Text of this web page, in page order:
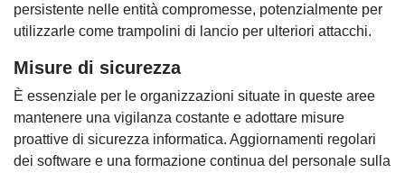
persistente nelle entità compromesse, potenzialmente per
utilizzarle come trampolini di lancio per ulteriori attacchi.
Misure di sicurezza
È essenziale per le organizzazioni situate in queste aree
mantenere una vigilanza costante e adottare misure
proattive di sicurezza informatica. Aggiornamenti regolari
dei software e una formazione continua del personale sulla